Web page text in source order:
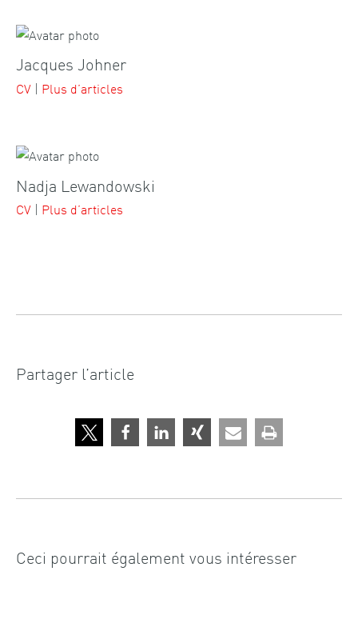
Jacques Johner
CV | Plus d’articles
Nadja Lewandowski
CV | Plus d’articles
Partager l’article
Ceci pourrait également vous intéresser